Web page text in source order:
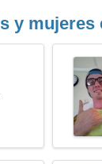
y mujeres